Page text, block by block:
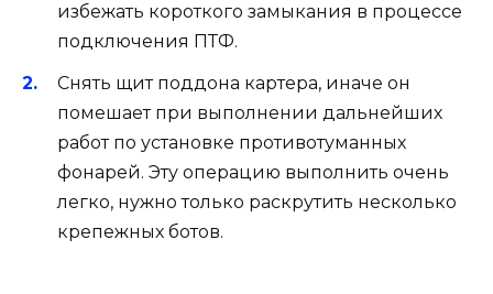
избежать короткого замыкания в процессе
подключения ПТФ.
Снять щит поддона картера, иначе он
помешает при выполнении дальнейших
работ по установке противотуманных
фонарей. Эту операцию выполнить очень
легко, нужно только раскрутить несколько
крепежных ботов.